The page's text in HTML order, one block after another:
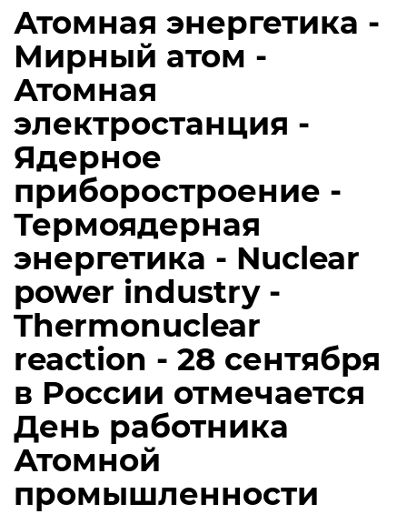
Атомная энергетика -
Мирный атом -
Атомная
электростанция -
Ядерное
приборостроение -
Термоядерная
энергетика - Nuclear
power industry -
Thermonuclear
reaction - 28 сентября
в России отмечается
День работника
Атомной
промышленности